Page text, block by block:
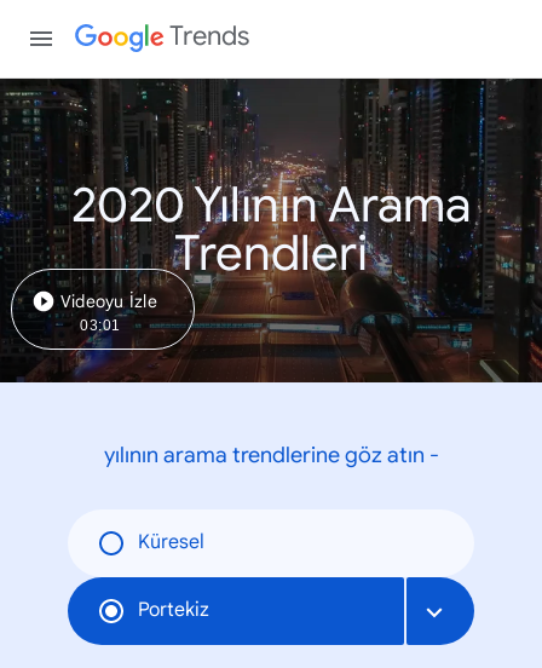
Trends
2020 Yılının Arama
Trendleri
Videoyu İzle
03:01
yılının arama trendlerine göz atın -
Küresel
Portekiz